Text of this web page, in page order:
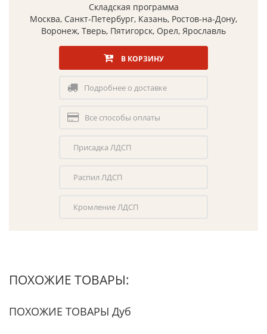
Складская программа
Москва, Санкт-Петербург, Казань, Ростов-на-Дону,
Воронеж, Тверь, Пятигорск, Орел, Ярославль
В КОРЗИНУ
Подробнее о доставке
Все способы оплаты
Присадка ЛДСП
Распил ЛДСП
Кромление ЛДСП
ПОХОЖИЕ ТОВАРЫ:
ПОХОЖИЕ ТОВАРЫ Дуб